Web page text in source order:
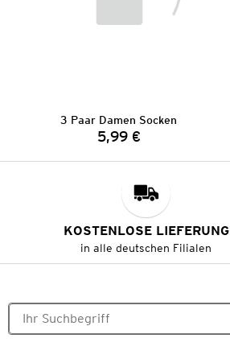
3 Paar Damen Socken
Preis:
5,99 €
KOSTENLOSE LIEFERUNG
in alle deutschen Filialen